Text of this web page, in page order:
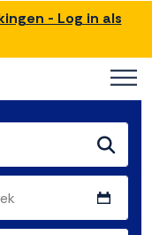
- Log in als